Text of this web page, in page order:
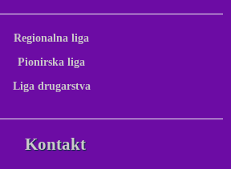
Regionalna liga
Pionirska liga
Liga drugarstva
Kontakt